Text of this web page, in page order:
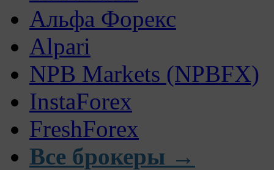
Альфа Форекс
Alpari
NPB Markets (NPBFX)
InstaForex
FreshForex
Все брокеры →